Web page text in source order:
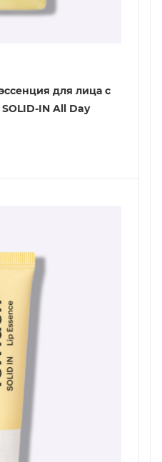
для лица с
IN All Day